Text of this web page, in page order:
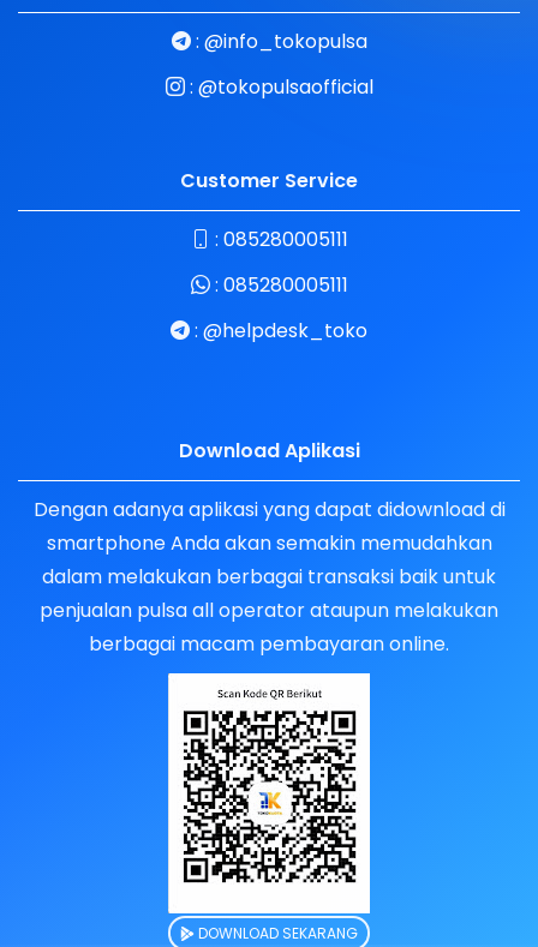
: @info_tokopulsa
: @tokopulsaofficial
Customer Service
: 085280005111
: 085280005111
: @helpdesk_toko
Download Aplikasi
Dengan adanya aplikasi yang dapat didownload di
smartphone Anda akan semakin memudahkan
dalam melakukan berbagai transaksi baik untuk
penjualan pulsa all operator ataupun melakukan
berbagai macam pembayaran online.
DOWNLOAD SEKARANG